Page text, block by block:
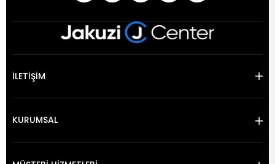
İLETİŞİM
KURUMSAL